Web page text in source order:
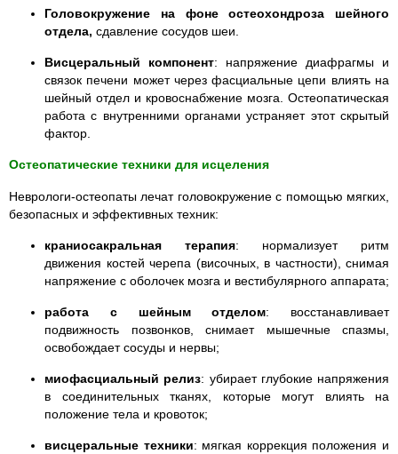
Головокружение на фонеостеохондроза шейного
отдела, сдавление сосудов шеи.
Висцеральный компонент: напряжение диафрагмы и
связок печени может через фасциальные цепи влиять на
шейный отдел и кровоснабжение мозга. Остеопатическая
работа с внутренними органами устраняет этот скрытый
фактор.
Остеопатические техники для исцеления
Неврологи-остеопаты лечат головокружение с помощью мягких,
безопасных и эффективных техник:
краниосакральная терапия: нормализует ритм
движения костей черепа (височных, в частности), снимая
напряжение с оболочек мозга и вестибулярного аппарата;
работа с шейным отделом: восстанавливает
подвижность позвонков, снимает мышечные спазмы,
освобождает сосуды и нервы;
миофасциальный релиз: убирает глубокие напряжения
в соединительных тканях, которые могут влиять на
положение тела и кровоток;
висцеральные техники: мягкая коррекция положения и